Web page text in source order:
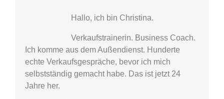
Hallo, ich bin Christina.
Verkaufstrainerin. Business Coach.
Ich komme aus dem Außendienst. Hunderte
echte Verkaufsgespräche, bevor ich mich
selbstständig gemacht habe. Das ist jetzt 24
Jahre her.